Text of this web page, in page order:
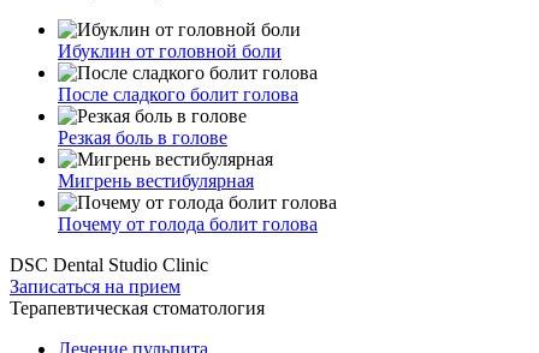
Ибуклин от головной боли
После сладкого болит голова
Резкая боль в голове
Мигрень вестибулярная
Почему от голода болит голова
DSC Dental Studio Clinic
Записаться на прием
Терапевтическая стоматология
Лечение пульпита